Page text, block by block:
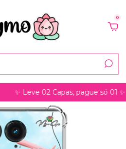
0
✨ Leve 02 Capas, pague só 01 ✨